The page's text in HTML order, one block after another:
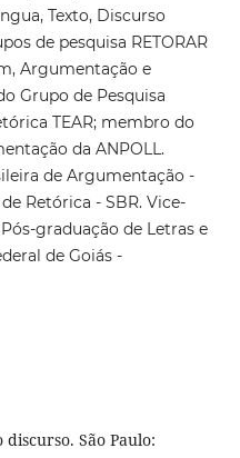
Texto, Discurso
de pesquisa RETORAR
Argumentação e
Grupo de Pesquisa
TEAR; membro do
da ANPOLL.
de Argumentação -
Retórica - SBR. Vice-
graduação de Letras e
de Goiás -
discurso. São Paulo: